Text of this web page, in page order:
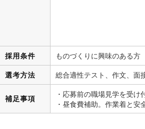
採用条件
ものづくりに興味のある方
選考方法
総合適性テスト、作文、面
補足事項
・応募前の職場見学を受け
・昼食費補助。作業着と安